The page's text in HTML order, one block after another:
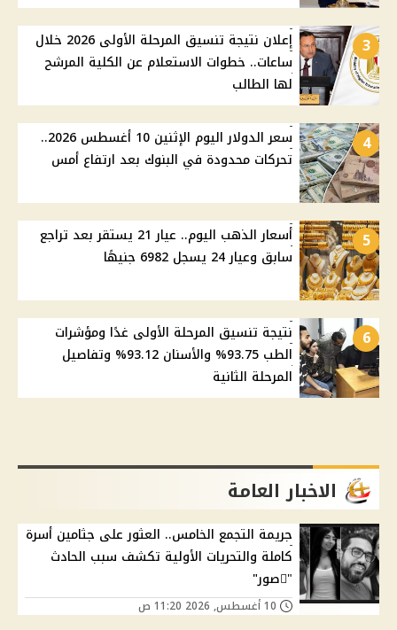
3
إعلان نتيجة تنسيق المرحلة الأولى 2026 خلال
ساعات.. خطوات الاستعلام عن الكلية المرشح
لها الطالب
4
سعر الدولار اليوم الإثنين 10 أغسطس 2026..
تحركات محدودة في البنوك بعد ارتفاع أمس
5
أسعار الذهب اليوم.. عيار 21 يستقر بعد تراجع
سابق وعيار 24 يسجل 6982 جنيهًا
6
نتيجة تنسيق المرحلة الأولى غدًا ومؤشرات
الطب 93.75% والأسنان 93.12% وتفاصيل
المرحلة الثانية
الاخبار العامة
جريمة التجمع الخامس.. العثور على جثامين أسرة
كاملة والتحريات الأولية تكشف سبب الحادث
"ًصور"